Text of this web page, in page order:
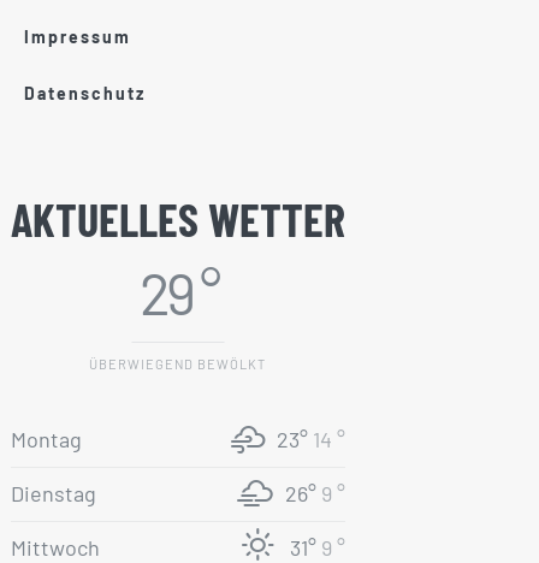
Impressum
Datenschutz
AKTUELLES WETTER
29 °
ÜBERWIEGEND BEWÖLKT
Montag 23° 14 °
Dienstag 26° 9 °
Mittwoch 31° 9 °